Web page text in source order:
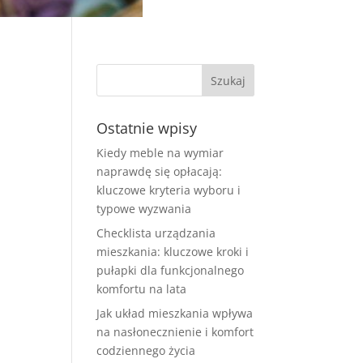
Ostatnie wpisy
Kiedy meble na wymiar
naprawdę się opłacają:
kluczowe kryteria wyboru i
typowe wyzwania
Checklista urządzania
mieszkania: kluczowe kroki i
pułapki dla funkcjonalnego
komfortu na lata
Jak układ mieszkania wpływa
na nasłonecznienie i komfort
codziennego życia